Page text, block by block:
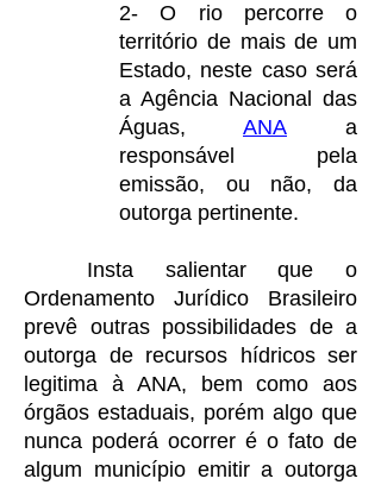
2- O rio percorre o
território de mais de um
Estado, neste caso será
a Agência Nacional das
Águas, ANA a
responsável pela
emissão, ou não, da
outorga pertinente.
Insta salientar que o
Ordenamento Jurídico Brasileiro
prevê outras possibilidades de a
outorga de recursos hídricos ser
legitima à ANA, bem como aos
órgãos estaduais, porém algo que
nunca poderá ocorrer é o fato de
algum município emitir a outorga